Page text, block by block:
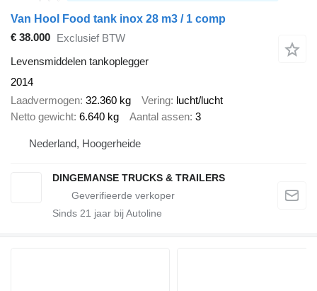
Van Hool Food tank inox 28 m3 / 1 comp
€ 38.000 Exclusief BTW
Levensmiddelen tankoplegger
2014
Laadvermogen 32.360 kg Vering lucht/lucht
Netto gewicht 6.640 kg Aantal assen 3
Nederland, Hoogerheide
DINGEMANSE TRUCKS & TRAILERS
Sinds 21 jaar bij Autoline